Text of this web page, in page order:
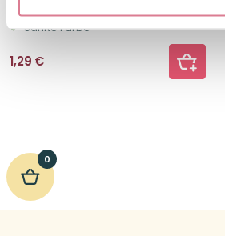
Sanfte Farbe
1,29 €
0